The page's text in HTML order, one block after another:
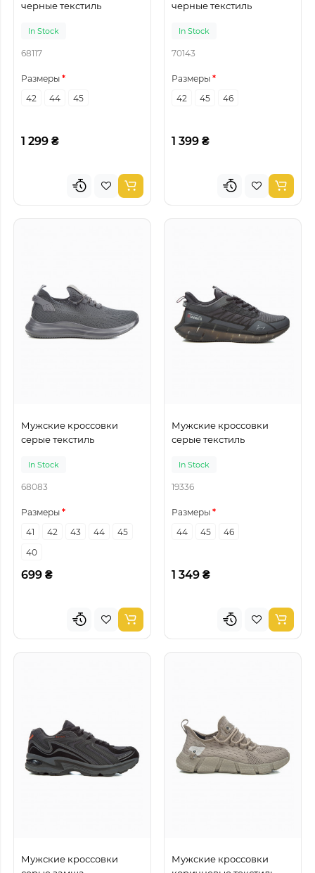
черные текстиль
In Stock
68117
Размеры
42
44 45
1 299 ₴
черные текстиль
In Stock
70143
Размеры
42
45 46
1 399 ₴
Мужские кроссовки
серые текстиль
In Stock
68083
Размеры
41
42 43 44
45
40
699 ₴
Мужские кроссовки
серые текстиль
In Stock
19336
Размеры
44
45 46
1 349 ₴
Мужские кроссовки
Мужские кроссовки